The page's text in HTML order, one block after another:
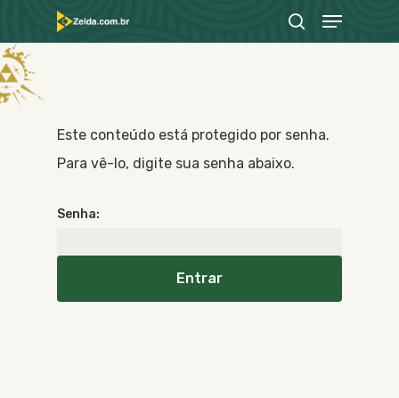
to
main
content
search
Menu
Este conteúdo está protegido por senha.
Para vê-lo, digite sua senha abaixo.
Senha: